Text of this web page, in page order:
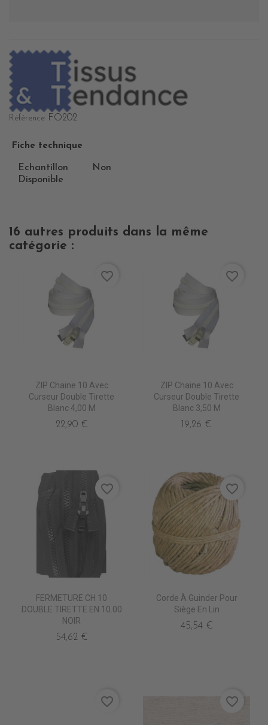
Référence FO202
Fiche technique
Echantillon
Disponible
Non
16 autres produits dans la même
catégorie :
ZIP Chaine 10 Avec
Curseur Double Tirette
Blanc 4,00 M
22,90 €
favorite_border
ZIP Chaine 10 Avec
Curseur Double Tirette
Blanc 3,50 M
19,26 €
favorite_border
FERMETURE CH 10
DOUBLE TIRETTE EN 10.00
NOIR
54,62 €
favorite_border
Corde À Guinder Pour
Siège En Lin
45,54 €
favorite_border
favorite_border favorite_border